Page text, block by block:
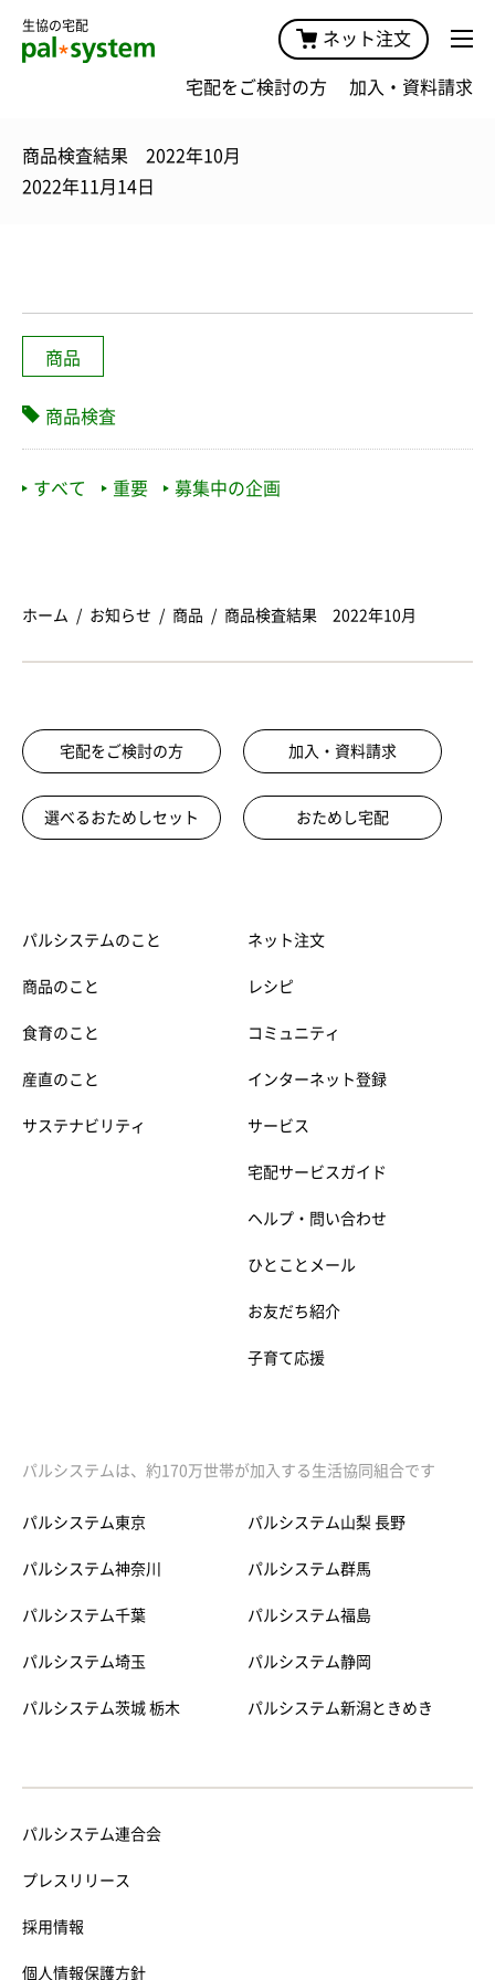
生協の宅配
ネット注文
宅配をご検討の方 加入・資料請求
商品検査結果 2022年10月
2022年11月14日
商品
商品検査
すべて 重要 募集中の企画
ホーム お知らせ 商品 商品検査結果 2022年10月
宅配をご検討の方 加入・資料請求
選べるおためしセット おためし宅配
パルシステムのこと
商品のこと
食育のこと
産直のこと
サステナビリティ
ネット注文
レシピ
コミュニティ
インターネット登録
サービス
宅配サービスガイド
ヘルプ・問い合わせ
ひとことメール
お友だち紹介
子育て応援
パルシステムは、約170万世帯が加入する生活協同組合です
パルシステム東京
パルシステム神奈川
パルシステム千葉
パルシステム埼玉
パルシステム茨城 栃木
パルシステム山梨 長野
パルシステム群馬
パルシステム福島
パルシステム静岡
パルシステム新潟ときめき
パルシステム連合会
プレスリリース
採用情報
個人情報保護方針